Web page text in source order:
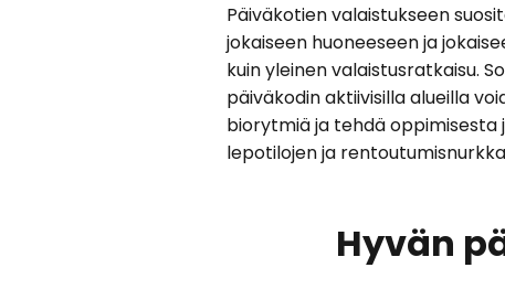
Päiväkotien valaistukseen
jokaiseen huoneeseen ja
kuin yleinen valaistusratkaisu.
päiväkodin aktiivisilla alueilla
biorytmiä ja tehdä oppimisesta
lepotilojen ja
Hyvän